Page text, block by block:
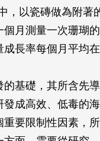
，以瓷磚做為附著
月測量一次珊瑚
長率每個月平均在
基礎，其所含先
成高效、低毒的
要限制性因素，